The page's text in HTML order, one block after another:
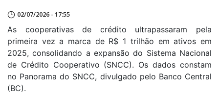
02/07/2026 - 17:55
As cooperativas de crédito ultrapassaram pela
primeira vez a marca de R$ 1 trilhão em ativos em
2025, consolidando a expansão do Sistema Nacional
de Crédito Cooperativo (SNCC). Os dados constam
no Panorama do SNCC, divulgado pelo Banco Central
(BC).